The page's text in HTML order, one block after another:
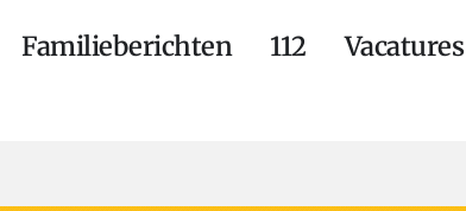
Familieberichten 112 Vacatures